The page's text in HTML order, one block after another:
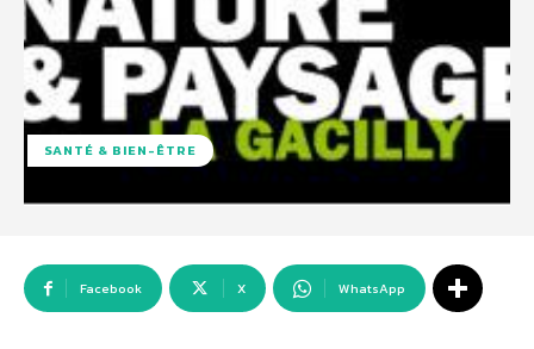
SANTÉ & BIEN-ÊTRE
Facebook X WhatsApp